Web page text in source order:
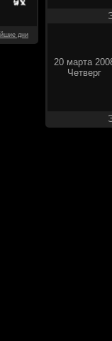
дни
20 марта
Четверг